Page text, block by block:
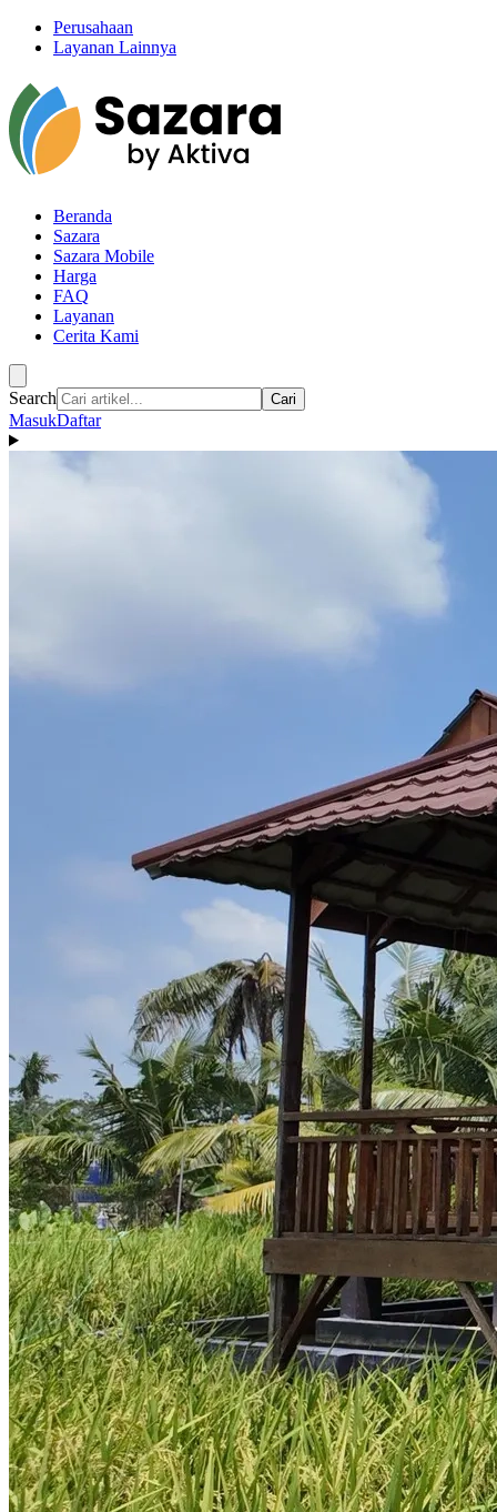
Perusahaan
Layanan Lainnya
Beranda
Sazara
Sazara Mobile
Harga
FAQ
Layanan
Cerita Kami
Search Cari
MasukDaftar